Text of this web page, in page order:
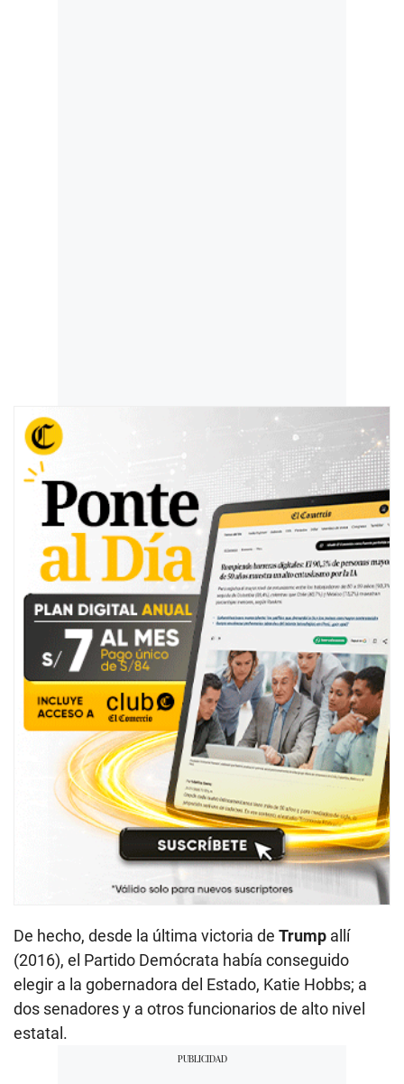
De hecho, desde la última victoria de Trump allí
(2016), el Partido Demócrata había conseguido
elegir a la gobernadora del Estado, Katie Hobbs; a
dos senadores y a otros funcionarios de alto nivel
estatal.